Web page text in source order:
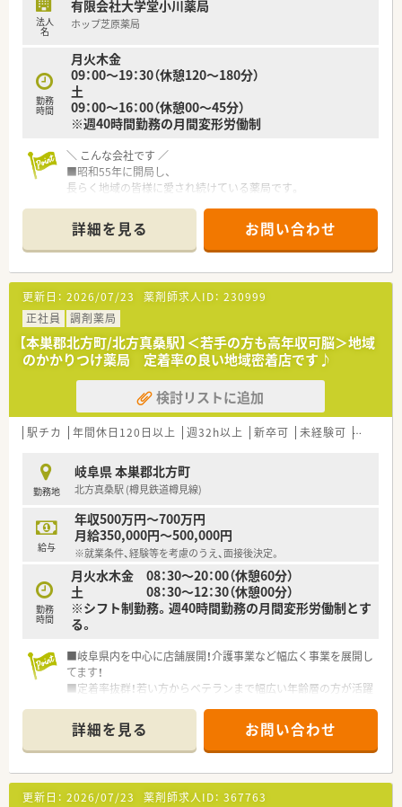
法人
名
有限会社大学堂小川薬局
ホップ芝原薬局
勤務
時間
月火木金
09：00～19：30（休憩120～180分）
土
09：00～16：00（休憩00～45分）
※週40時間勤務の月間変形労働制
＼ こんな会社です ／
■昭和55年に開局し、
長らく地域の皆様に愛され続けている薬局です。
ご希望により様々な店舗を経験することも可能です。
固定の店舗でのご勤務も可能ですので、ご希望お聞かせくださ
い！
■温和な社長のもと、スタッフ間の仲もよく、
あたたかい雰囲気の店舗を作っています。
■ご家庭の事情や背景（子育てや介護など）にも配慮しており、
勤務条件等、柔軟にご対応いただける会社です。
＼ 充実した研修内容 ／
■月に一度、メーカーさんによる研修を行っています。
MRの方が説明する薬剤と、その薬剤が使われる疾患について、
病態と治療について学びます。
※コロナ禍の影響により、若干変動有
■ご希望の外部研修に対して、会社が研修費用を負担します。
詳細を見る お問い合わせ
更新日： 2026/07/23 薬剤師求人ID： 230999
正社員
調剤薬局
【本巣郡北方町/北方真桑駅】＜若手の方も高年収可脳＞地域
のかかりつけ薬局 定着率の良い地域密着店です♪
検討リストに追加
駅チカ 年間休日120日以上 週32h以上 新卒可 未経験可 ブラン
勤務地
岐阜県 本巣郡北方町
北方真桑駅 (樽見鉄道樽見線)
給与
年収500万円～700万円
月給350,000円～500,000円
※就業条件、経験等を考慮のうえ、面接後決定。
勤務
時間
月火水木金 08：30～20：00（休憩60分）
土 08：30～12：30（休憩00分）
※シフト制勤務。週40時間勤務の月間変形労働制とす
る。
■岐阜県内を中心に店舗展開！介護事業など幅広く事業を展開し
てます！
■定着率抜群！若い方からベテランまで幅広い年齢層の方が活躍
■やりたいことを応援・支援して頂ける企業です！風通しがよく
アットホームな環境です！
詳細を見る お問い合わせ
更新日： 2026/07/23 薬剤師求人ID： 367763